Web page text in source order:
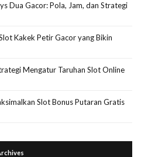
Dua Gacor: Pola, Jam, dan Strategi
Kakek Petir Gacor yang Bikin
Mengatur Taruhan Slot Online
Slot Bonus Putaran Gratis